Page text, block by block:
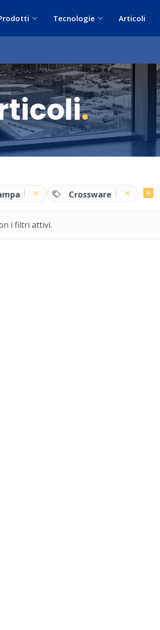
Tecnologie Articoli
.
Crossware
i filtri attivi.